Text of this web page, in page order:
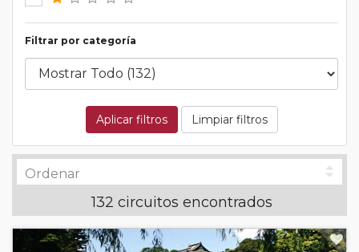
Filtrar por categoría
Aplicar filtros Limpiar filtros
132 circuitos encontrados